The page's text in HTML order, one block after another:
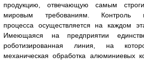
продукцию, отвечающую самым
мировым требованиям. Контроль
процесса осуществляется на каждом
Имеющаяся на предприятии
роботизированная линия, на
механическая обработка алюминиевых